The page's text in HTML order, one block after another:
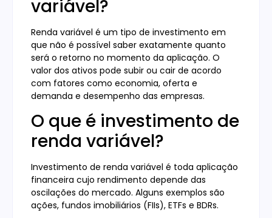
variável?
Renda variável é um tipo de investimento em
que não é possível saber exatamente quanto
será o retorno no momento da aplicação. O
valor dos ativos pode subir ou cair de acordo
com fatores como economia, oferta e
demanda e desempenho das empresas.
O que é investimento de
renda variável?
Investimento de renda variável é toda aplicação
financeira cujo rendimento depende das
oscilações do mercado. Alguns exemplos são
ações, fundos imobiliários (FIIs), ETFs e BDRs.